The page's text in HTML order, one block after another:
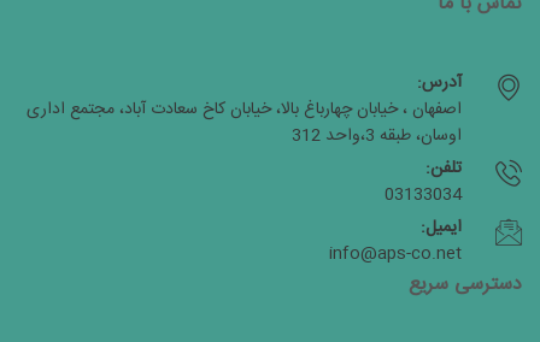
آدرس:
اصفهان ، خیابان چهارباغ بالا، خیابان کاخ سعادت آباد، مجتمع اداری
اوسان، طبقه 3،واحد 312
تلفن:
03133034
ایمیل:
info@aps-co.net
دسترسی سریع